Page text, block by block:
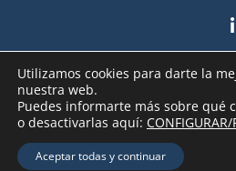
Copyright2026 - Consoft |Aviso Legal
Política de Cookies|Seguridad de sus
Utilizamos cookies para darte la
nuestra web.
Puedes informarte más sobre qué
o desactivarlas aquí: CONFIGURAR/
Aceptar todas y continuar